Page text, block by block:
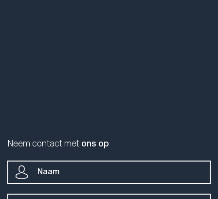
Neem contact met ons op